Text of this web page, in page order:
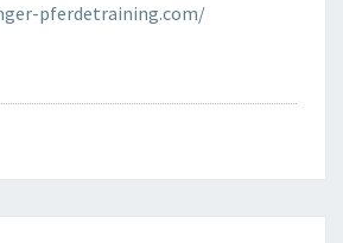
pferdetraining.com/